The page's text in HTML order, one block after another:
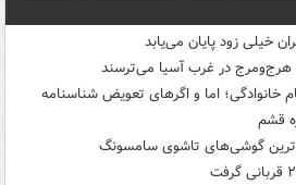
خیلی زود پایان می‌یابد
هرج‌ومرج در غرب آسیا می‌ترسند
خانوادگی؛ اما و اگرهای تعویض شناسنامه
قشم
گوشی‌های تاشوی سامسونگ